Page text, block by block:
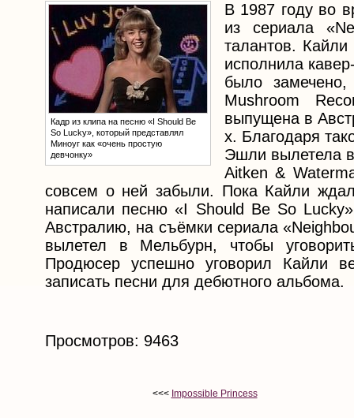
Кадр из клипа на песню «I Should Be
So Lucky», который представлял
Миноуг как «очень простую
девчонку»
В 1987 году во
из сериала
талантов.
исполнила
было замечено,
Mushroom
выпущена в
х. Благодаря
Эшли вылетела
Aitken &
совсем о ней забыли. Пока Кайли
написали песню «I Should Be So
Австралию, на съёмки сериала
вылетел в Мельбурн, чтобы
Продюсер успешно уговорил Кайли
записать песни для дебютного альбома.
Просмотров: 9463
<<< Impossible Princess